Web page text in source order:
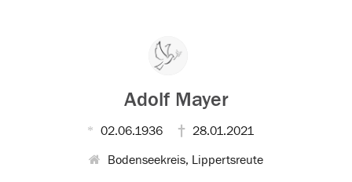
Adolf Mayer
02.06.1936 28.01.2021
Bodenseekreis, Lippertsreute